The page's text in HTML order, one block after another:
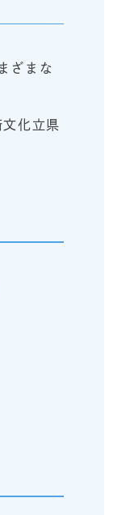
ざまな
化立県